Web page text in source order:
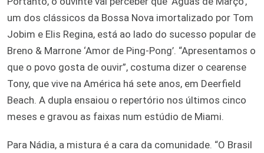
um dos clássicos da Bossa Nova imortalizado por Tom
Jobim e Elis Regina, está ao lado do sucesso popular de
Breno & Marrone ‘Amor de Ping-Pong’. “Apresentamos o
que o povo gosta de ouvir”, costuma dizer o cearense
Tony, que vive na América há sete anos, em Deerfield
Beach. A dupla ensaiou o repertório nos últimos cinco
meses e gravou as faixas num estúdio de Miami.
Para Nádia, a mistura é a cara da comunidade. “O Brasil